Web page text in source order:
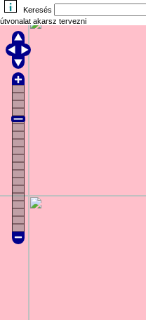
Keresés
útvonalat akarsz tervezni